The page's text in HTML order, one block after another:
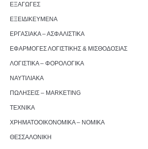
ΕΞΑΓΩΓΕΣ
ΕΞΕΙΔΙΚΕΥΜΕΝΑ
ΕΡΓΑΣΙΑΚΑ – ΑΣΦΑΛΙΣΤΙΚΑ
ΕΦΑΡΜΟΓΕΣ ΛΟΓΙΣΤΙΚΗΣ & ΜΙΣΘΟΔΟΣΙΑΣ
ΛΟΓΙΣΤΙΚΑ – ΦΟΡΟΛΟΓΙΚΑ
ΝΑΥΤΙΛΙΑΚΑ
ΠΩΛΗΣΕΙΣ – MARKETING
ΤΕΧΝΙΚΑ
ΧΡΗΜΑΤΟΟΙΚΟΝΟΜΙΚΑ – ΝΟΜΙΚΑ
ΘΕΣΣΑΛΟΝΙΚΗ